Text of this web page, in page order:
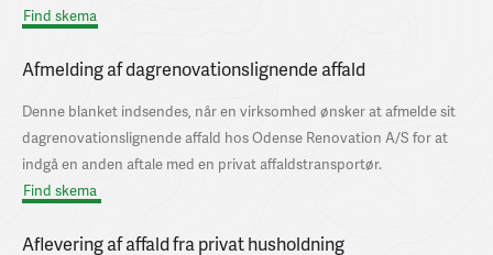
Find skema
Afmelding af dagrenovationslignende affald
Denne blanket indsendes, når en virksomhed ønsker at afmelde sit
dagrenovationslignende affald hos Odense Renovation A/S for at
indgå en anden aftale med en privat affaldstransportør.
Find skema
Aflevering af affald fra privat husholdning